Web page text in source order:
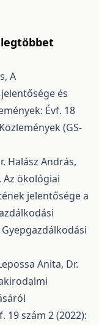
A
és
Évf. 18
(GS-
Halász András,
Az ökológiai
jelentősége a
Anita, Dr.
19 szám 2 (2022):